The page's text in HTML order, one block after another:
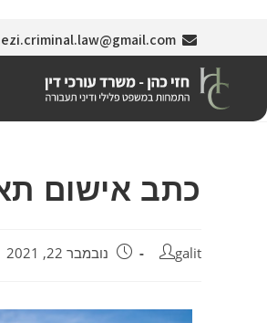
כתב אישום
galit נובמבר 22, 2021